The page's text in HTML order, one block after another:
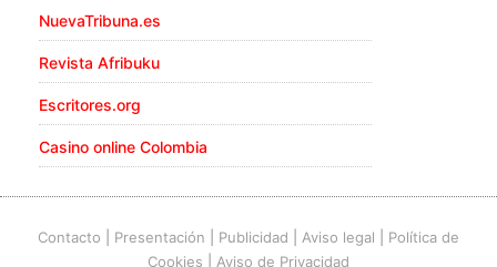
NuevaTribuna.es
Revista Afribuku
Escritores.org
Casino online Colombia
Contacto Presentación Publicidad Aviso legal
Política de
Cookies
Aviso de Privacidad